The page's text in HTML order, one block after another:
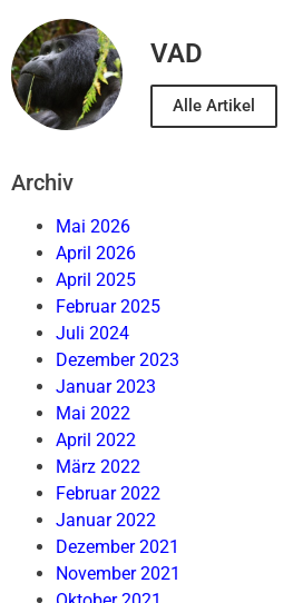
VAD
Alle Artikel
Archiv
Mai 2026
April 2026
April 2025
Februar 2025
Juli 2024
Dezember 2023
Januar 2023
Mai 2022
April 2022
März 2022
Februar 2022
Januar 2022
Dezember 2021
November 2021